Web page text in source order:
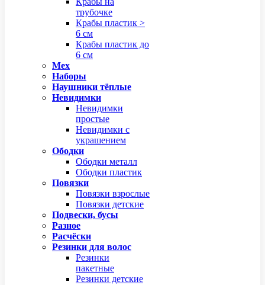
трубочке
Крабы пластик >
6 см
Крабы пластик до
6 см
Мех
Наборы
Наушники тёплые
Невидимки
Невидимки
простые
Невидимки с
украшением
Ободки
Ободки металл
Ободки пластик
Повязки
Повязки взрослые
Повязки детские
Подвески, бусы
Разное
Расчёски
Резинки для волос
Резинки
пакетные
Резинки детские